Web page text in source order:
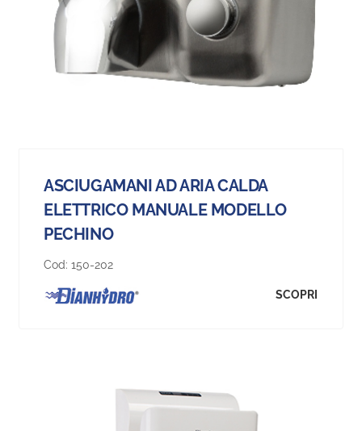
ASCIUGAMANI AD ARIA CALDA
ELETTRICO MANUALE MODELLO
PECHINO
Cod: 150-202
SCOPRI